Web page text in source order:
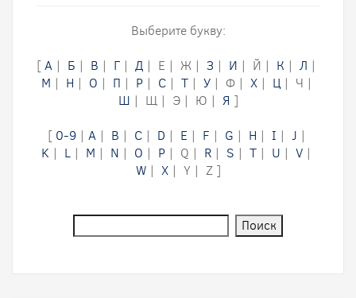
Выберите букву:
[А | Б | В | Г | Д | Е | Ж | З | И | Й | К | Л |
М | Н | О | П | Р| С| Т| У| Ф | Х| Ц| Ч |
Ш | Щ | Э | Ю | Я ]
[ 0-9| A| B | C| D | E | F | G | H | I | J |
K | L | M | N | O | P | Q | R | S | T | U | V |
W| X| Y | Z ]